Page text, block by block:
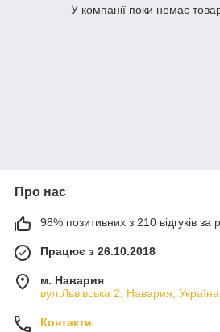
У компанії поки немає
Про нас
98% позитивних з 210 відгуків за
Працює з 26.10.2018
м. Навария
вул.Львівська 2, Навария, Україна
Контакти